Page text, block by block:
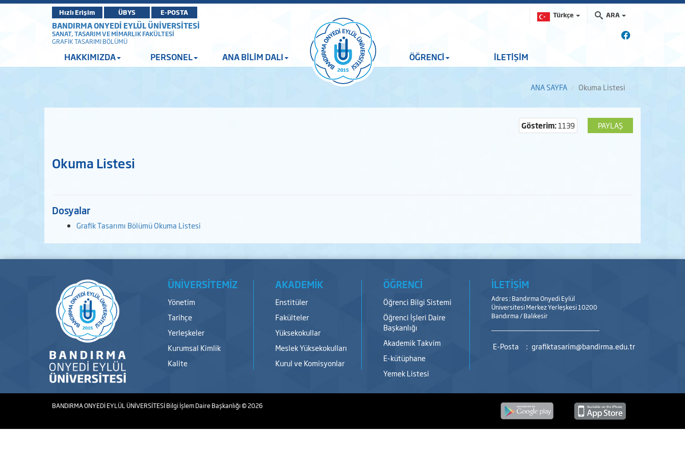
Hızlı Erişim ÜBYS E-POSTA Türkçe ARA
BANDIRMA ONYEDİ EYLÜL ÜNİVERSİTESİ
SANAT, TASARIM VE MİMARLIK FAKÜLTESİ
GRAFİK TASARIMI BÖLÜMÜ
HAKKIMIZDA PERSONEL ANA BİLİM DALI ÖĞRENCİ İLETİŞİM
ANA SAYFA Okuma Listesi
PAYLAŞ
Gösterim:1139
Okuma Listesi
Dosyalar
Grafik Tasarımı Bölümü Okuma Listesi
ÜNİVERSİTEMİZ
Yönetim
Tarihçe
Yerleşkeler
Kurumsal Kimlik
Kalite
AKADEMİK
Enstitüler
Fakülteler
Yüksekokullar
Meslek Yüksekokulları
Kurul ve Komisyonlar
ÖĞRENCİ
Öğrenci Bilgi Sistemi
Öğrenci İşleri Daire
Başkanlığı
Akademik Takvim
E-kütüphane
Yemek Listesi
İLETİŞİM
Adres : Bandırma Onyedi Eylül
Üniversitesi Merkez Yerleşkesi 10200
Bandırma / Balıkesir
E-Posta : grafiktasarim@bandirma.edu.tr
BANDIRMA ONYEDİ EYLÜL ÜNİVERSİTESİBilgi İşlem Daire Başkanlığı© 2026